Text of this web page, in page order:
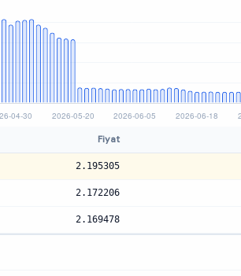
Fiyat
2.195305
2.172206
2.169478